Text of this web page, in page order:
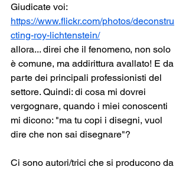
Giudicate voi:
https://www.flickr.com/photos/deconstru
cting-roy-lichtenstein/
allora... direi che il fenomeno, non solo
è comune, ma addirittura avallato! E da
parte dei principali professionisti del
settore. Quindi: di cosa mi dovrei
vergognare, quando i miei conoscenti
mi dicono: "ma tu copi i disegni, vuol
dire che non sai disegnare"?
Ci sono autori/trici che si producono da